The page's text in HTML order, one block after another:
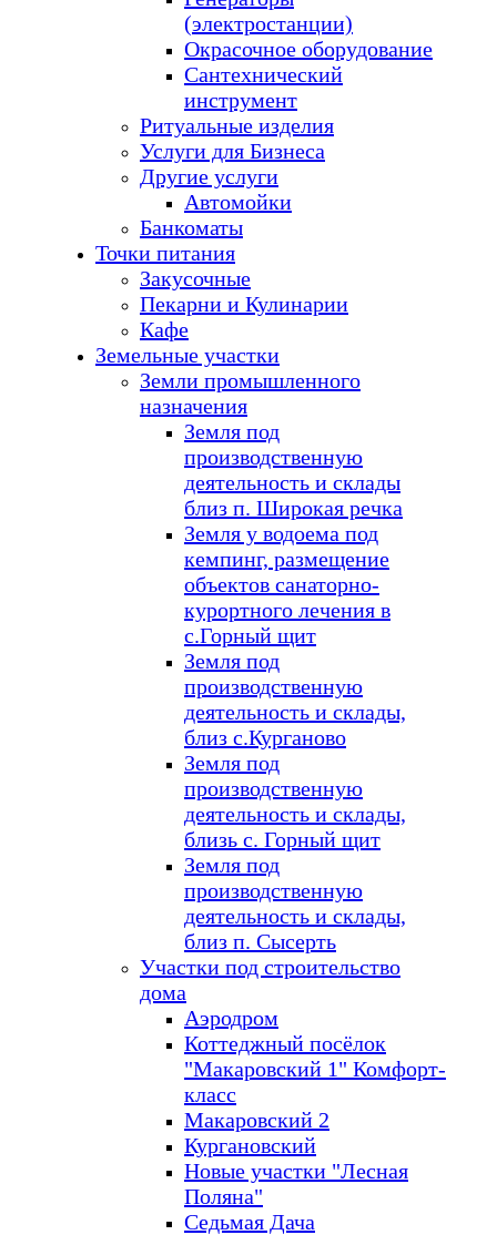
(электростанции)
Окрасочное оборудование
Сантехнический
инструмент
Ритуальные изделия
Услуги для Бизнеса
Другие услуги
Автомойки
Банкоматы
Точки питания
Закусочные
Пекарни и Кулинарии
Кафе
Земельные участки
Земли промышленного
назначения
Земля под
производственную
деятельность и склады
близ п. Широкая речка
Земля у водоема под
кемпинг, размещение
объектов санаторно-
курортного лечения в
с.Горный щит
Земля под
производственную
деятельность и склады,
близ с.Курганово
Земля под
производственную
деятельность и склады,
близь с. Горный щит
Земля под
производственную
деятельность и склады,
близ п. Сысерть
Участки под строительство
дома
Аэродром
Коттеджный посёлок
"Макаровский 1" Комфорт-
класс
Макаровский 2
Кургановский
Новые участки "Лесная
Поляна"
Седьмая Дача